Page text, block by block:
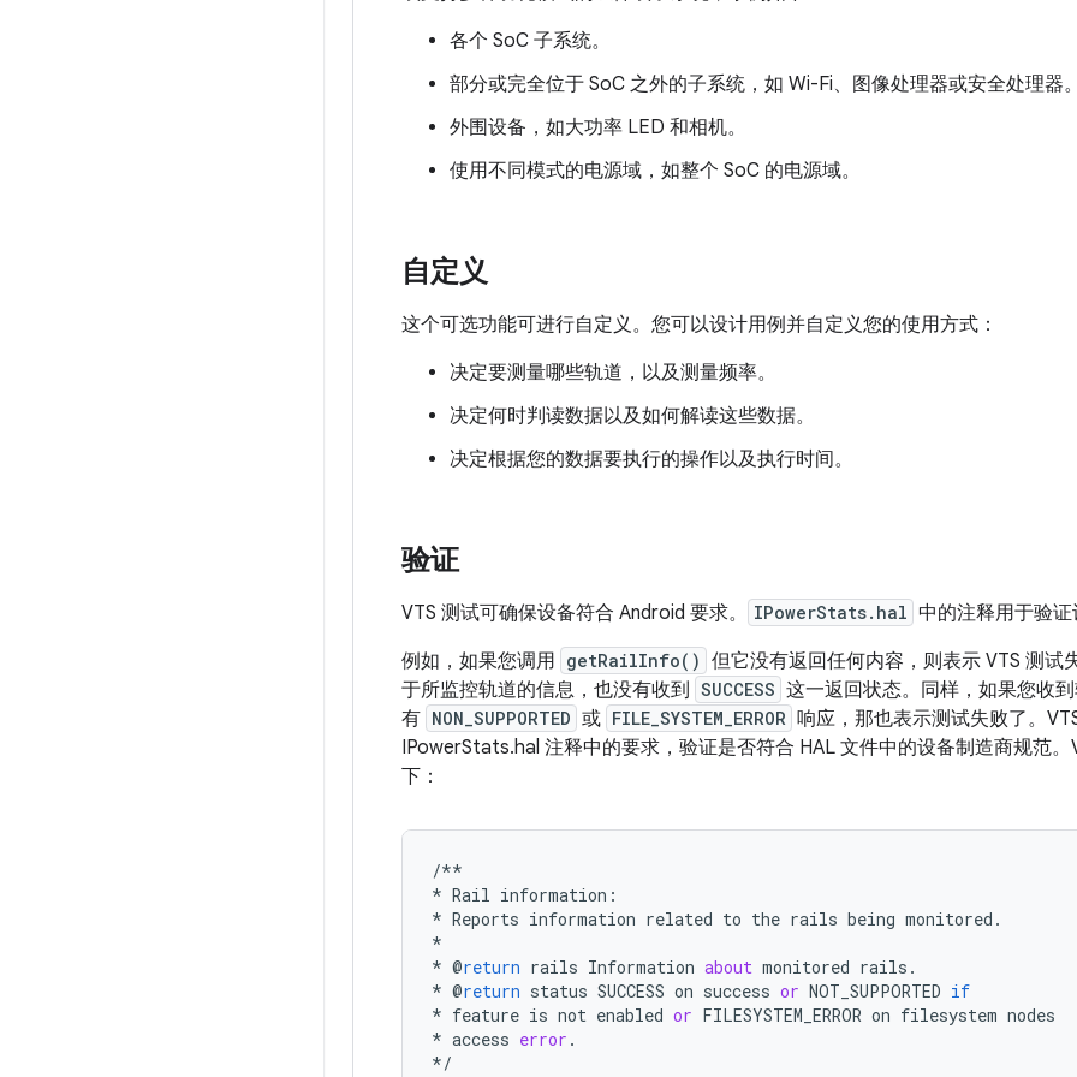
各个 SoC 子系统。
部分或完全位于 SoC 之外的子系统，如 Wi-Fi、图像处理器或安全处理器
外围设备，如大功率 LED 和相机。
使用不同模式的电源域，如整个 SoC 的电源域。
自定义
这个可选功能可进行自定义。您可以设计用例并自定义您的使用方式：
决定要测量哪些轨道，以及测量频率。
决定何时判读数据以及如何解读这些数据。
决定根据您的数据要执行的操作以及执行时间。
验证
VTS 测试可确保设备符合 Android 要求。 IPowerStats.hal 中的注释用于验
例如，如果您调用 getRailInfo() 但它没有返回任何内容，则表示 VTS 测试
于所监控轨道的信息，也没有收到 SUCCESS 这一返回状态。同样，如果您收
有 NON_SUPPORTED 或 FILE_SYSTEM_ERROR 响应，那也表示测试失败了。
IPowerStats.hal 注释中的要求，验证是否符合 HAL 文件中的设备制造商规范
下：
/**
* Rail information :
* Reports information related to the rails being monitored .
*
* @return rails Information about monitored rails .
* @return status SUCCESS on success or NOT_SUPPORTED if
* feature is not enabled or FILESYSTEM_ERROR on filesystem nodes
* access error .
*/